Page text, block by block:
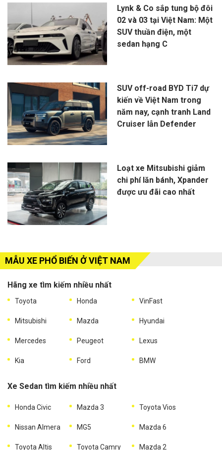
Lynk & Co sắp tung bộ đôi
02 và 03 tại Việt Nam: Một
SUV thuần điện, một
sedan hạng C
SUV off-road BYD Ti7 dự
kiến về Việt Nam trong
năm nay, cạnh tranh Land
Cruiser lẫn Defender
Loạt xe Mitsubishi giảm
chi phí lăn bánh, Xpander
được ưu đãi cao nhất
MẪU XE PHỔ BIẾN Ở VIỆT NAM
Hãng xe tìm kiếm nhiều nhất
Toyota Honda VinFast
Mitsubishi Mazda Hyundai
Mercedes Peugeot Lexus
Kia Ford BMW
Xe Sedan tìm kiếm nhiều nhất
Honda Civic Mazda 3 Toyota Vios
Nissan Almera MG5 Mazda 6
Toyota Altis Toyota Camry Mazda 2